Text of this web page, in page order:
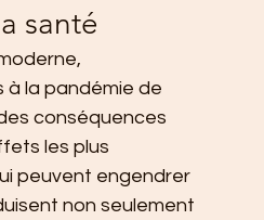
santé
la pandémie de
conséquences
les plus
peuvent engendrer
non seulement